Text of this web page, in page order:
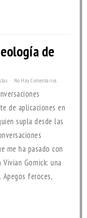
de
No Hay Comentarios
de aplicaciones en
supla desde las
me ha pasado con
Gornick: una
feroces,